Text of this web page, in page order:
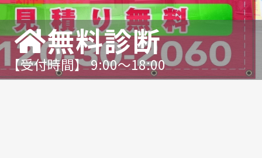
無料診断
【受付時間】 9:00〜18:00